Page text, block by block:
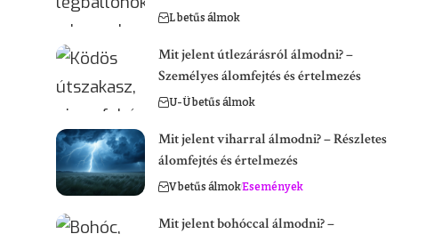
L betűs álmok
Mit jelent útlezárásról álmodni? –
Személyes álomfejtés és értelmezés
U-Ü betűs álmok
Mit jelent viharral álmodni? – Részletes
álomfejtés és értelmezés
V betűs álmokEsemények
Mit jelent bohóccal álmodni? –